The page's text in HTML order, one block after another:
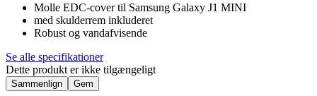
Molle EDC-cover til Samsung Galaxy J1 MINI
med skulderrem inkluderet
Robust og vandafvisende
Se alle specifikationer
Dette produkt er ikke tilgængeligt
Sammenlign Gem